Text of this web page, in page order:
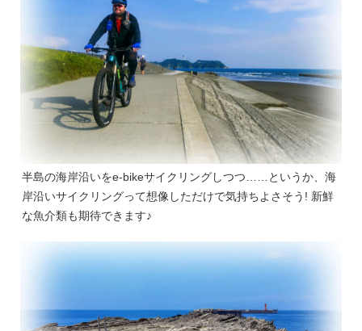
半島の海岸沿いをe-bikeサイクリングしつつ……というか、海
岸沿いサイクリングって想像しただけで気持ちよさそう! 新鮮
な魚介類も期待できます♪